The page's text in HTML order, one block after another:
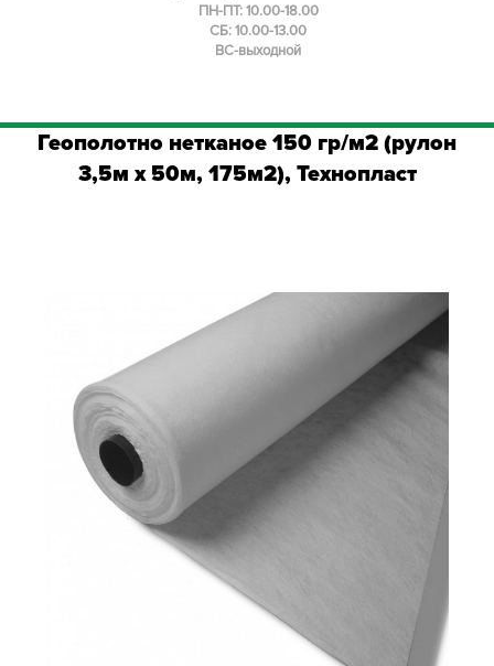
ПН-ПТ: 10.00-18.00
СБ: 10.00-13.00
ВС-выходной
Геополотно нетканое 150 гр/м2 (рулон
3,5м х 50м, 175м2), Технопласт